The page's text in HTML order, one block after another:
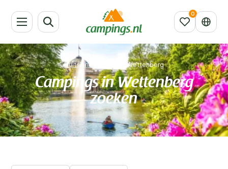
Duitsland Wettenberg
Campings in Wettenberg
zoeken